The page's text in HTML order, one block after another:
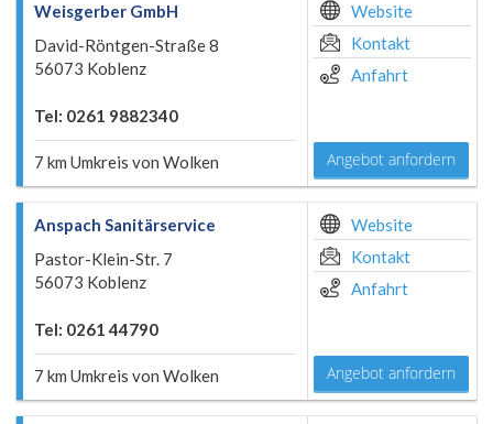
Weisgerber GmbH
David-Röntgen-Straße 8
56073 Koblenz
Tel: 0261 9882340
7 km Umkreis von Wolken
Website
Kontakt
Anfahrt
Angebot anfordern
Anspach Sanitärservice
Pastor-Klein-Str. 7
56073 Koblenz
Tel: 0261 44790
7 km Umkreis von Wolken
Website
Kontakt
Anfahrt
Angebot anfordern